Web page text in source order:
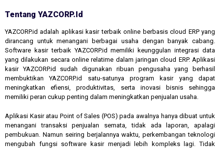
Tentang YAZCORP.id
YAZCORP.id adalah aplikasi kasir terbaik online berbasis cloud ERP yang
dirancang untuk menangani berbagai usaha dengan banyak cabang.
Software kasir terbaik YAZCORP.id memiliki keunggulan integrasi data
yang dilakukan secara online relatime dalam jaringan cloud ERP. Aplikasi
kasir YAZCORP.id sudah digunakan ribuan pengusaha yang berhasil
membuktikan YAZCORP.id satu-satunya program kasir yang dapat
meningkatkan efiensi, produktivitas, serta inovasi bisnis sehingga
memiliki peran cukup penting dalam meningkatkan penjualan usaha.
Aplikasi Kasir atau Point of Sales (POS) pada awalnya hanya dibuat untuk
menangani transaksi penjualan semata, tidak ada laporan, apalagi
pembukuan. Namun seiring berjalannya waktu, perkembangan teknologi
mengubah fungsi software kasir menjadi lebih kompleks lagi. Tidak